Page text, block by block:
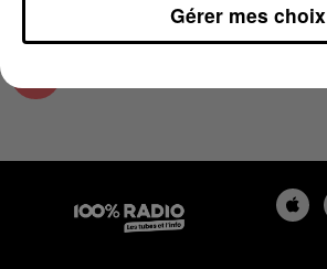
Gérer mes choix